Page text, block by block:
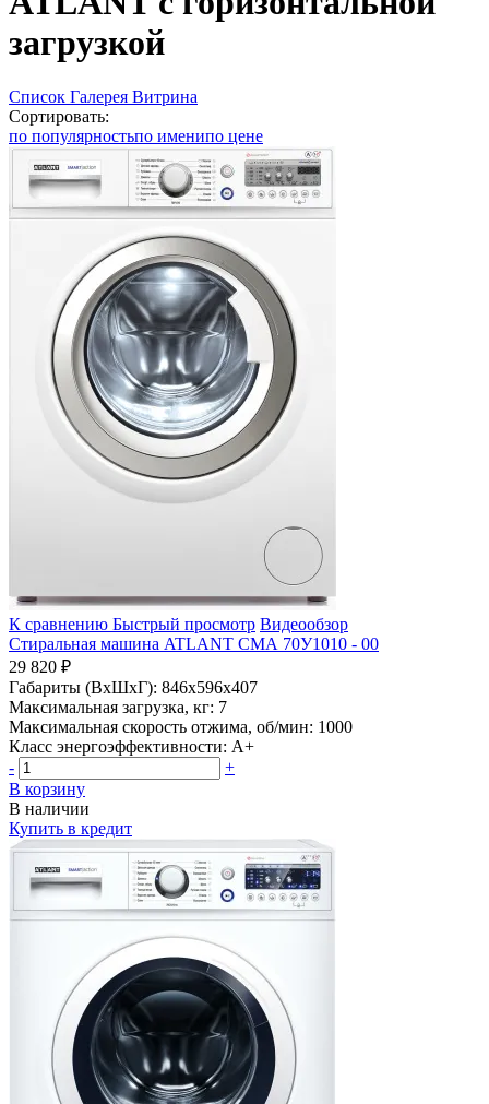
загрузкой
Список Галерея Витрина
Сортировать:
по популярностьпо именипо цене
К сравнению Быстрый просмотр Видеообзор
Стиральная машина ATLANT СМА 70У1010 - 00
29 820 ₽
Габариты (ВхШхГ): 846x596x407
Максимальная загрузка, кг: 7
Максимальная скорость отжима, об/мин: 1000
Класс энергоэффективности: A+
-
+
В корзину
В наличии
Купить в кредит